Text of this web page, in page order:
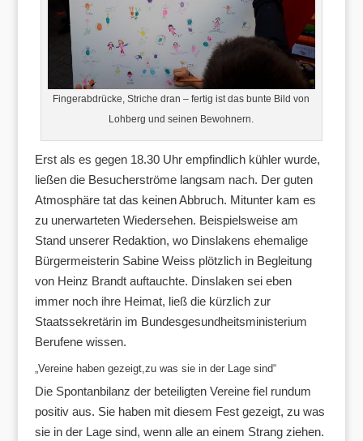
Fingerabdrücke, Striche dran – fertig ist das bunte Bild von
Lohberg und seinen Bewohnern.
Erst als es gegen 18.30 Uhr empfindlich kühler wurde,
ließen die Besucherströme langsam nach. Der guten
Atmosphäre tat das keinen Abbruch. Mitunter kam es
zu unerwarteten Wiedersehen. Beispielsweise am
Stand unserer Redaktion, wo Dinslakens ehemalige
Bürgermeisterin Sabine Weiss plötzlich in Begleitung
von Heinz Brandt auftauchte. Dinslaken sei eben
immer noch ihre Heimat, ließ die kürzlich zur
Staatssekretärin im Bundesgesundheitsministerium
Berufene wissen.
„Vereine haben gezeigt,zu was sie in der Lage sind“
Die Spontanbilanz der beteiligten Vereine fiel rundum
positiv aus. Sie haben mit diesem Fest gezeigt, zu was
sie in der Lage sind, wenn alle an einem Strang ziehen.